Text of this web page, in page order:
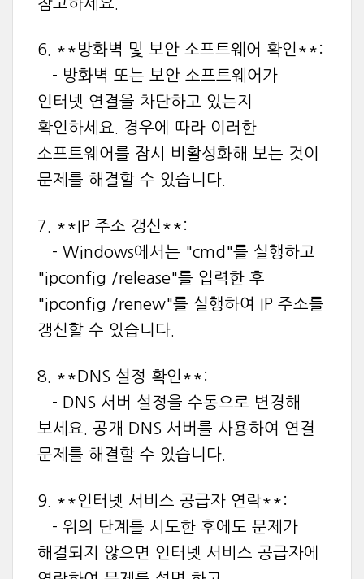
6. **방화벽 및 보안 소프트웨어 확인**:
- 방화벽 또는 보안 소프트웨어가
인터넷 연결을 차단하고 있는지
확인하세요. 경우에 따라 이러한
소프트웨어를 잠시 비활성화해 보는 것이
문제를 해결할 수 있습니다.
7. **IP 주소 갱신**:
- Windows에서는 "cmd"를 실행하고
"ipconfig /release"를 입력한 후
"ipconfig /renew"를 실행하여 IP 주소를
갱신할 수 있습니다.
8. **DNS 설정 확인**:
- DNS 서버 설정을 수동으로 변경해
보세요. 공개 DNS 서버를 사용하여 연결
문제를 해결할 수 있습니다.
9. **인터넷 서비스 공급자 연락**:
- 위의 단계를 시도한 후에도 문제가
해결되지 않으면 인터넷 서비스 공급자에